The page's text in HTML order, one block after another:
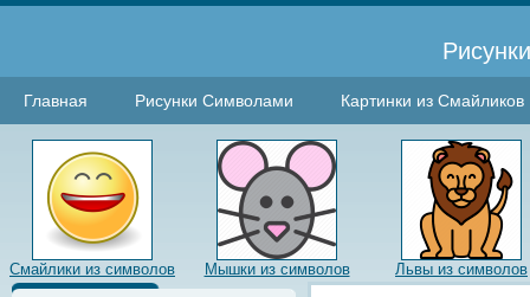
Главная Рисунки Символами Картинки из Смайликов
Смайлики из символов Мышки из символов Львы из символов